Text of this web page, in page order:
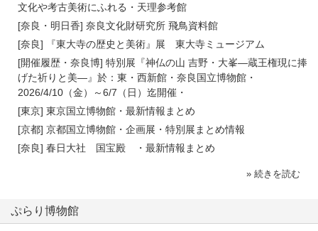
文化や考古美術にふれる・天理参考館
[奈良・明日香] 奈良文化財研究所 飛鳥資料館
[奈良] 『東大寺の歴史と美術』展 東大寺ミュージアム
[開催履歴・奈良博] 特別展『神仏の山 吉野・大峯―蔵王権現に捧
げた祈りと美―』於：東・西新館・奈良国立博物館・
2026/4/10（金）～6/7（日）迄開催・
[東京] 東京国立博物館・最新情報まとめ
[京都] 京都国立博物館・企画展・特別展まとめ情報
[奈良] 春日大社 国宝殿 ・最新情報まとめ
» 続きを読む
ぷらり博物館